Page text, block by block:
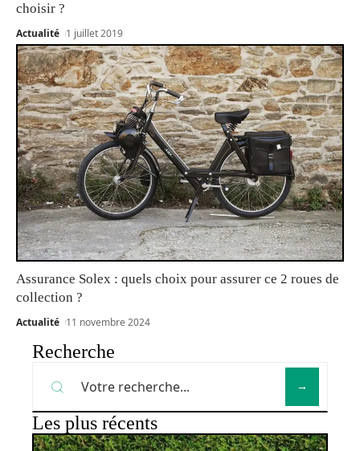
choisir ?
Actualité 1 juillet 2019
Assurance Solex : quels choix pour assurer ce 2 roues de
collection ?
Actualité 11 novembre 2024
Recherche
Les plus récents